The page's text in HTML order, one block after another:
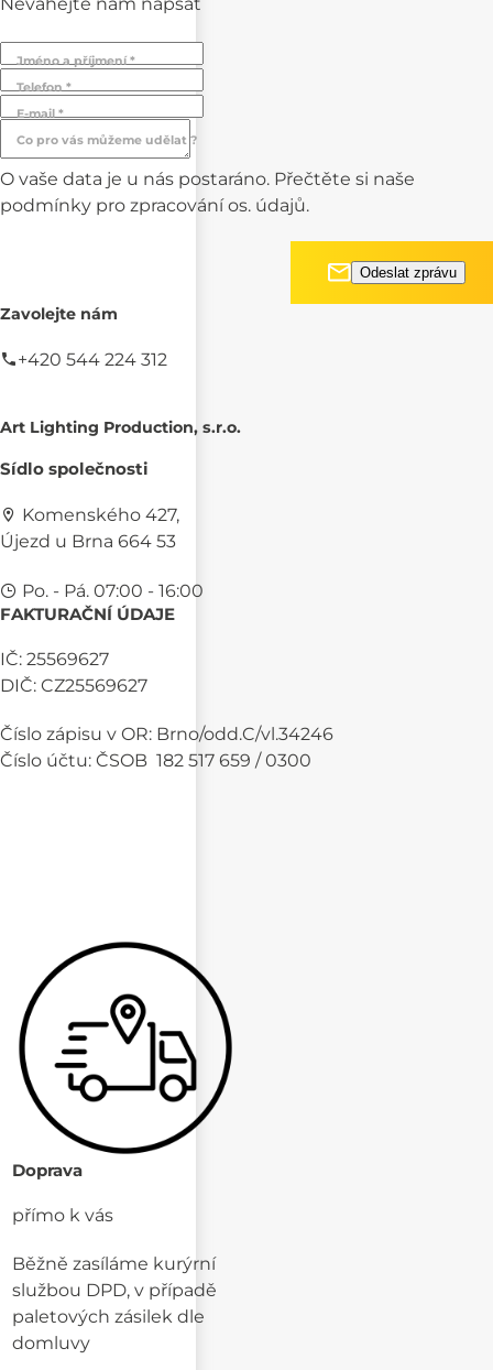
Jméno a příjmení *
Telefon *
E-mail *
Co pro vás můžeme udělat ?
O vaše data je u nás postaráno. Přečtěte si naše
podmínky pro zpracování os. údajů.
Zavolejte nám
+420 544 224 312
Art Lighting Production, s.r.o.
Sídlo společnosti
Komenského 427,
Újezd u Brna 664 53
Po. - Pá. 07:00 - 16:00
FAKTURAČNÍ ÚDAJE
IČ: 25569627
DIČ: CZ25569627
Číslo zápisu v OR: Brno/odd.C/vl.34246
Číslo účtu: ČSOB 182 517 659 / 0300
Doprava
přímo k vás
Běžně zasíláme kurýrní
službou DPD, v případě
paletových zásilek dle
domluvy